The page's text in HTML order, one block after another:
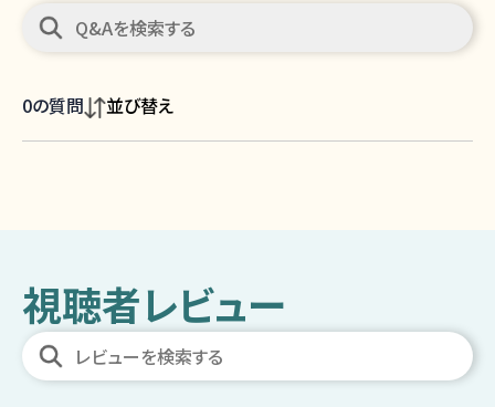
0の質問 並び替え
視聴者レビュー